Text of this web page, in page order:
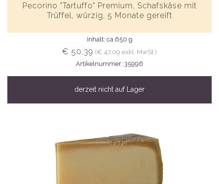
Pecorino "Tartuffo" Premium, Schafskäse mit
Trüffel, würzig, 5 Monate gereift
Inhalt: ca.650 g
€ 50,39 (€ 47,09 exkl. MwSt.)
Artikelnummer: 35996
derzeit nicht auf Lager